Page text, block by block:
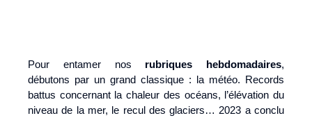
Pour entamer nos rubriques hebdomadaires,
débutons par un grand classique : la météo. Records
battus concernant la chaleur des océans, l’élévation du
niveau de la mer, le recul des glaciers… 2023 a conclu